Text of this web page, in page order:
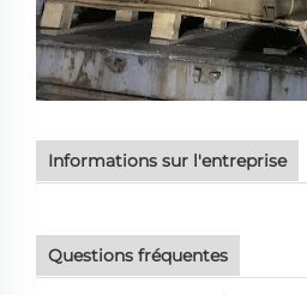
Informations sur l'entreprise
Questions fréquentes